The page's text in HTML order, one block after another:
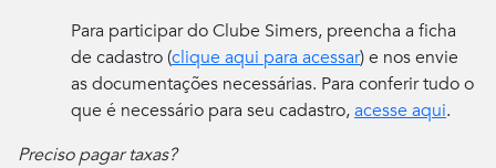
Para participar do Clube Simers, preencha a ficha
de cadastro (clique aqui para acessar) e nos envie
as documentações necessárias. Para conferir tudo o
que é necessário para seu cadastro,acesse aqui.
Preciso pagar taxas?